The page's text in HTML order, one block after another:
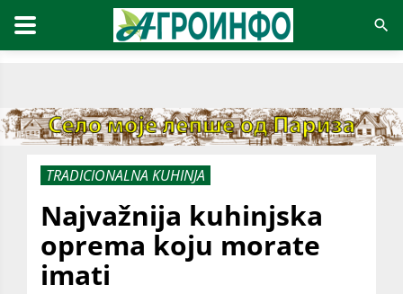
TRADICIONALNA KUHINJA
Najvažnija kuhinjska
oprema koju morate
imati